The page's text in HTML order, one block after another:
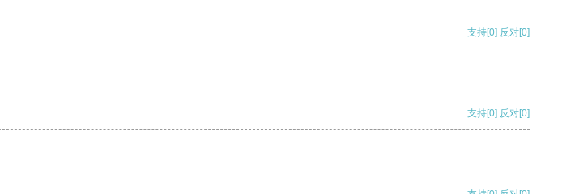
支持[0] 反对[0]
支持[0] 反对[0]